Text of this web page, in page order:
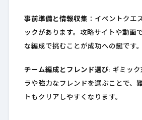
事前準備と情報収集 ：イベントクエ
ックがあります。攻略サイトや動画
な編成で挑むことが成功への鍵です。
チーム編成とフレンド選び: ギミック
ラや強力なフレンドを選ぶことで、
トもクリアしやすくなります。